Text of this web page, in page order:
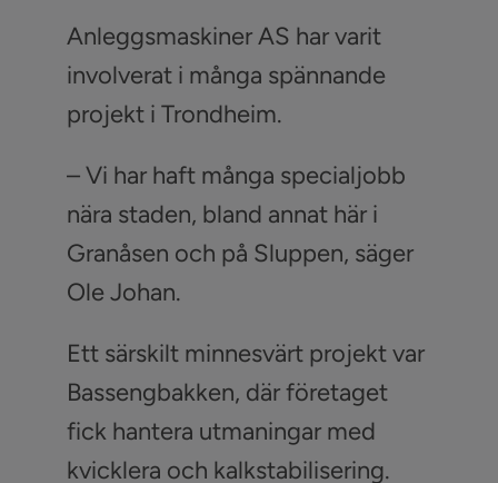
Anleggsmaskiner AS har varit
involverat i många spännande
projekt i Trondheim.
– Vi har haft många specialjobb
nära staden, bland annat här i
Granåsen och på Sluppen, säger
Ole Johan.
Ett särskilt minnesvärt projekt var
Bassengbakken, där företaget
fick hantera utmaningar med
kvicklera och kalkstabilisering.